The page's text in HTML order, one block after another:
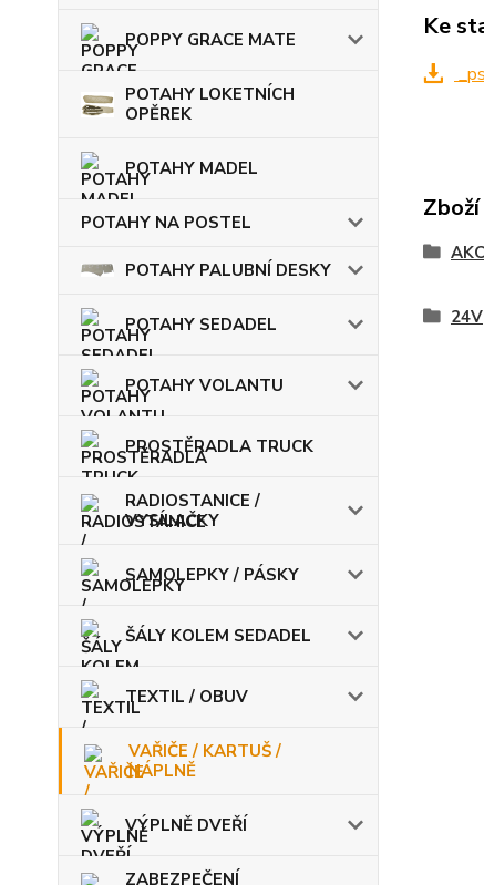
POPPY GRACE MATE
POTAHY LOKETNÍCH
OPĚREK
POTAHY MADEL
POTAHY NA POSTEL
POTAHY PALUBNÍ DESKY
POTAHY SEDADEL
POTAHY VOLANTU
PROSTĚRADLA TRUCK
RADIOSTANICE /
VYSÍLAČKY
SAMOLEPKY / PÁSKY
ŠÁLY KOLEM SEDADEL
TEXTIL / OBUV
VAŘIČE / KARTUŠ /
NÁPLNĚ
VÝPLNĚ DVEŘÍ
ZABEZPEČENÍ
Ke
24V